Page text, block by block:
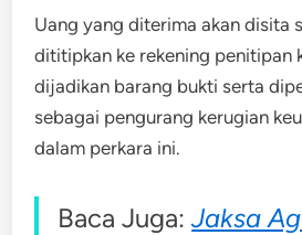
Uang yang diterima akan disita
dititipkan ke rekening penitipan
dijadikan barang bukti serta
sebagai pengurang kerugian
dalam perkara ini.
Baca Juga:Jaksa